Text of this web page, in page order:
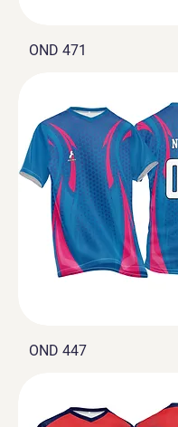
OND 471
OND 447